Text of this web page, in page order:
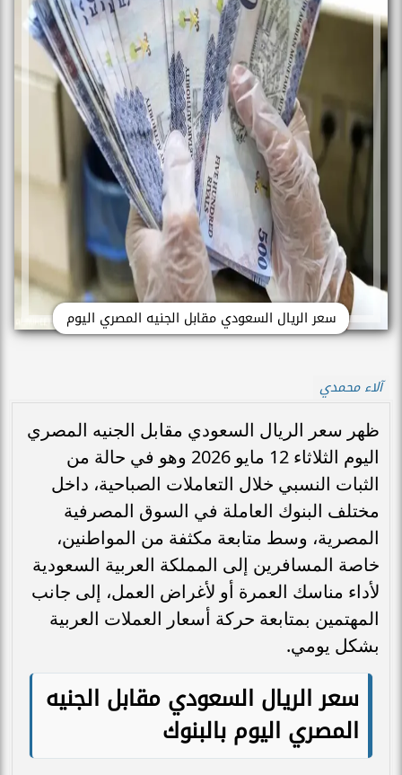
سعر الريال السعودي مقابل الجنيه المصري اليوم
آلاء محمدي
ظهر سعر الريال السعودي مقابل الجنيه المصري
اليوم الثلاثاء 12 مايو 2026 وهو في حالة من
الثبات النسبي خلال التعاملات الصباحية، داخل
مختلف البنوك العاملة في السوق المصرفية
المصرية، وسط متابعة مكثفة من المواطنين،
خاصة المسافرين إلى المملكة العربية السعودية
لأداء مناسك العمرة أو لأغراض العمل، إلى جانب
المهتمين بمتابعة حركة أسعار العملات العربية
بشكل يومي.
سعر الريال السعودي مقابل الجنيه
المصري اليوم بالبنوك